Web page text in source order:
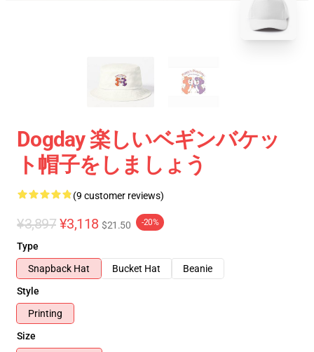
Dogday 楽しいベギンバケッ
ト帽子をしましょう
(9 customer reviews)
¥3,897 ¥3,118 $21.50 -20%
Type
Snapback Hat
Bucket Hat
Beanie
Style
Printing
Size